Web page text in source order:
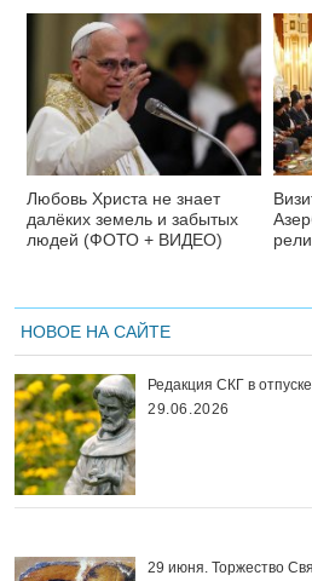
Любовь Христа не знает
далёких земель и забытых
людей (ФОТО + ВИДЕО)
НОВОЕ НА САЙТЕ
Редакция СКГ в отпуске
29.06.2026
29 июня. Торжество